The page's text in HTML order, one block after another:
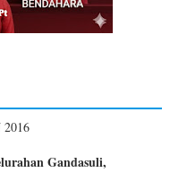
Gandasuli,